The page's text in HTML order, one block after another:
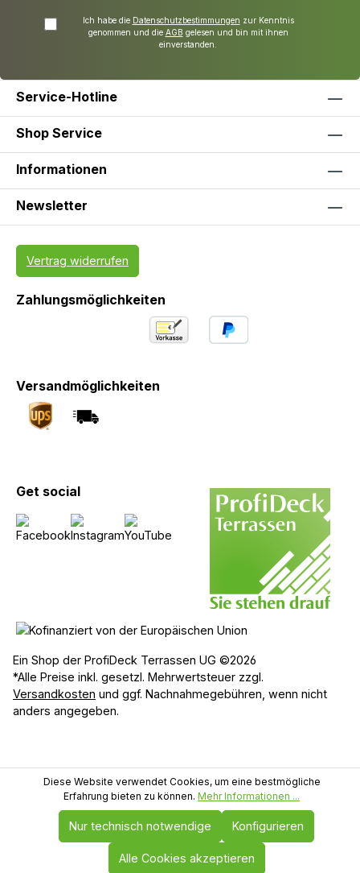
Ich habe die Datenschutzbestimmungen zur Kenntnis
genommen und die AGB gelesen und bin mit ihnen
einverstanden.
Service-Hotline
Shop Service
Informationen
Newsletter
Vertrag widerrufen
Zahlungsmöglichkeiten
Versandmöglichkeiten
Get social
Ein Shop der ProfiDeck Terrassen UG ©2026
*Alle Preise inkl. gesetzl. Mehrwertsteuer zzgl.
Versandkosten und ggf. Nachnahmegebühren, wenn nicht
anders angegeben.
Diese Website verwendet Cookies, um eine bestmögliche
Erfahrung bieten zu können. Mehr Informationen ...
Nur technisch notwendige Konfigurieren
Alle Cookies akzeptieren